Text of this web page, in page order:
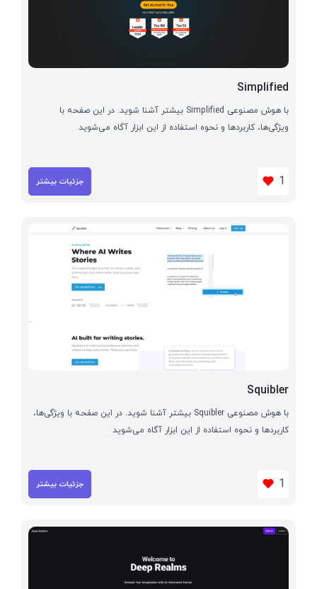
Simplified
با هوش مصنوعی Simplified بیشتر آشنا شوید. در این صفحه با
ویژگی‌ها، کاربردها و نحوه استفاده از این ابزار آگاه می‌شوید
1 جزئیات بیشتر
Squibler
با هوش مصنوعی Squibler بیشتر آشنا شوید. در این صفحه با ویژگی‌ها،
کاربردها و نحوه استفاده از این ابزار آگاه می‌شوید
1 جزئیات بیشتر